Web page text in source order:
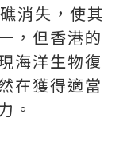
消失，使其
，但香港的
海洋生物復
在獲得適當
。